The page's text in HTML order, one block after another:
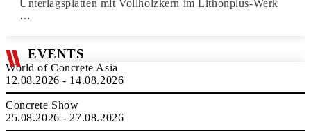
Unterlagsplatten mit Vollholzkern im Lithonplus-Werk
…
EVENTS
World of Concrete Asia
12.08.2026 - 14.08.2026
Concrete Show
25.08.2026 - 27.08.2026